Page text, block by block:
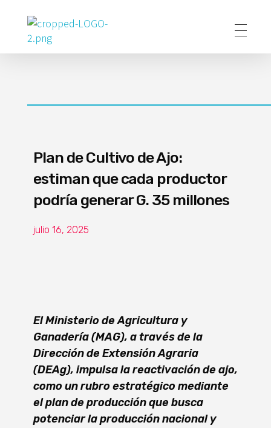
Poder Agropecuario
Plan de Cultivo de Ajo:
estiman que cada productor
podría generar G. 35 millones
julio 16, 2025
El Ministerio de Agricultura y
Ganadería (MAG), a través de la
Dirección de Extensión Agraria
(DEAg), impulsa la reactivación de ajo,
como un rubro estratégico mediante
el plan de producción que busca
potenciar la producción nacional y